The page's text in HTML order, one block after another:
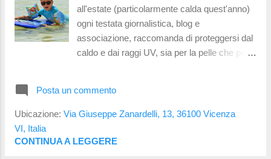
verso l'orizzonte e non verso il cielo. Sono
quindi stati analizzati i dati UV anche con
sensori che simulano la posizione degli occhi
su manichini antropomorfi, sensori indossabili
all'estate (particolarmente calda quest'anno)
ogni testata giornalistica, blog e
associazione, raccomanda di proteggersi dal
caldo e dai raggi UV, sia per la pelle che per
raggi UV, cosa su cui concordo: conosciamo
bene gli effetti dei raggi ultravioletti. Tuttavia
"soprattutto quelli dei bambini piú fragili".
Posta un commento
Ubicazione: Via Giuseppe Zanardelli, 13, 36100 Vicenza
VI, Italia
CONTINUA A LEGGERE